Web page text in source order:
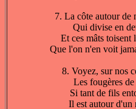
7. La côte autour de
Qui divise en
Et ces mâts toisent
Que l'on n'en voit
8. Voyez, sur nos
Les fougères
Si tant de fils
Il est autour d'un